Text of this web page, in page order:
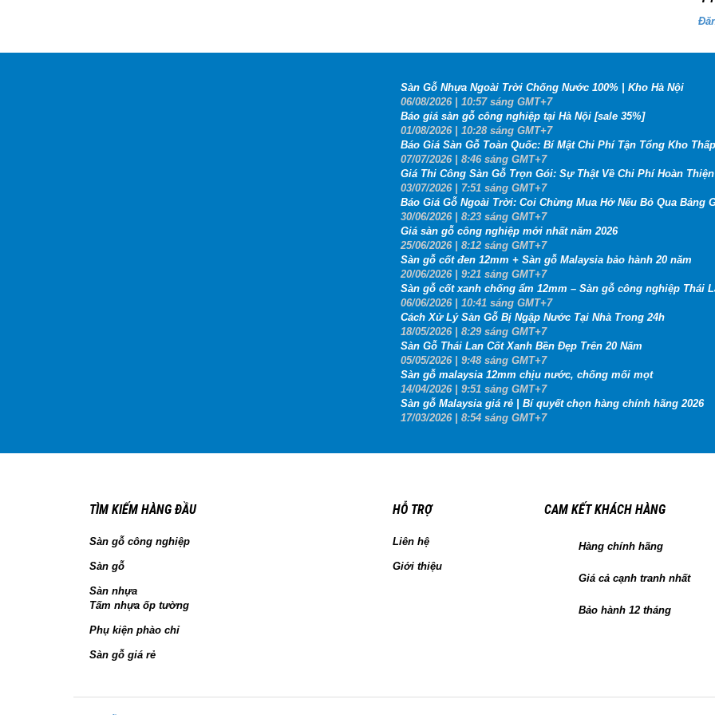
Sàn Gỗ Nhựa Ngoài Trời Chống Nước 100% | Kho Hà Nội
06/08/2026| 10:57 sáng GMT+7
Báo giá sàn gỗ công nghiệp tại Hà Nội [sale 35%]
01/08/2026| 10:28 sáng GMT+7
Báo Giá Sàn Gỗ Toàn Quốc: Bí Mật Chi Phí Tận Tổng Kho
07/07/2026| 8:46 sáng GMT+7
Giá Thi Công Sàn Gỗ Trọn Gói: Sự Thật Về Chi Phí Hoàn
03/07/2026| 7:51 sáng GMT+7
Báo Giá Gỗ Ngoài Trời: Coi Chừng Mua Hớ Nếu Bỏ Qua Bảng
30/06/2026| 8:23 sáng GMT+7
Giá sàn gỗ công nghiệp mới nhất năm 2026
25/06/2026| 8:12 sáng GMT+7
Sàn gỗ cốt đen 12mm + Sàn gỗ Malaysia bảo hành 20 năm
20/06/2026| 9:21 sáng GMT+7
Sàn gỗ cốt xanh chống ẩm 12mm – Sàn gỗ công nghiệp Thái
06/06/2026| 10:41 sáng GMT+7
Cách Xử Lý Sàn Gỗ Bị Ngập Nước Tại Nhà Trong 24h
18/05/2026| 8:29 sáng GMT+7
Sàn Gỗ Thái Lan Cốt Xanh Bền Đẹp Trên 20 Năm
05/05/2026| 9:48 sáng GMT+7
Sàn gỗ malaysia 12mm chịu nước, chống mối mọt
14/04/2026| 9:51 sáng GMT+7
Sàn gỗ Malaysia giá rẻ | Bí quyết chọn hàng chính hãng 2026
17/03/2026| 8:54 sáng GMT+7
TÌM KIẾM HÀNG ĐẦU
Sàn gỗ công nghiệp
Sàn gỗ
Sàn nhựa
Tấm nhựa ốp tường
Phụ kiện phào chỉ
Sàn gỗ giá rẻ
HỖ TRỢ
Liên hệ
Giới thiệu
CAM KẾT KHÁCH HÀNG
Hàng chính hãng
Giá cả cạnh tranh nhất
Bảo hành 12 tháng